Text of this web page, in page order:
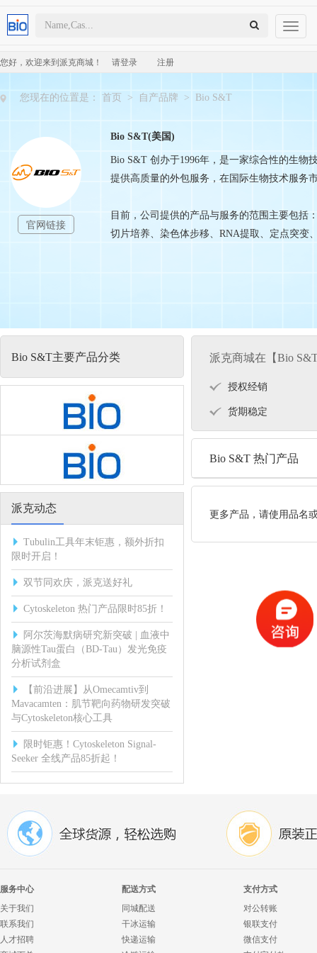
您好，欢迎来到派克商城！ 请登录 注册
Toggle
您现在的位置是： 首页 > 自产品牌 > Bio S&T
官网链接
Bio S&T(美国)
Bio S&T 创办于1996年，是一家综合性的生物
提供高质量的外包服务，在国际生物技术服务
目前，公司提供的产品与服务的范围主要包括
切片培养、染色体步移、RNA提取、定点突变
Bio S&T主要产品分类
派克动态
Tubulin工具年末钜惠，额外折扣
限时开启！
双节同欢庆，派克送好礼
Cytoskeleton 热门产品限时85折！
阿尔茨海默病研究新突破 | 血液中
脑源性Tau蛋白（BD-Tau）发光免疫
分析试剂盒
【前沿进展】从Omecamtiv到
Mavacamten：肌节靶向药物研发突破
与Cytoskeleton核心工具
限时钜惠！Cytoskeleton Signal-
Seeker 全线产品85折起！
派克商城在【Bio
授权经销
货期稳定
Bio S&T 热门产品
更多产品，请使用品名
服务中心
关于我们
联系我们
人才招聘
配送方式
同城配送
干冰运输
快递运输
支付方式
对公转账
银联支付
微信支付